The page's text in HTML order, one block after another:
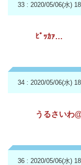
33 : 2020/05/06(水)
ﾋﾟｯｶｧ…
34 : 2020/05/06(水)
うるさいわ
36 : 2020/05/06(水)